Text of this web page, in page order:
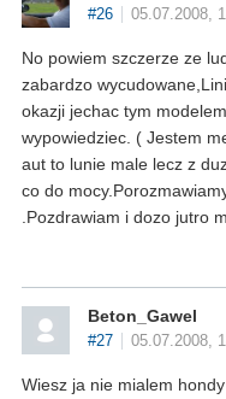
#26
05.07.2008,
No powiem szczerze ze
zabardzo
okazji jechac tym
wypowiedziec. ( Jestem
aut to lunie male lecz z
co do
.Pozdrawiam i dozo jutro
Beton_Gawel
#27 05.07.2008,
Wiesz ja nie mialem